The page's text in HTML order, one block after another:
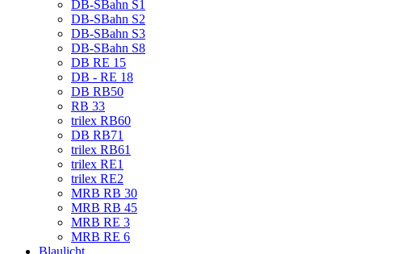
DB-SBahn S1
DB-SBahn S2
DB-SBahn S3
DB-SBahn S8
DB RE 15
DB - RE 18
DB RB50
RB 33
trilex RB60
DB RB71
trilex RB61
trilex RE1
trilex RE2
MRB RB 30
MRB RB 45
MRB RE 3
MRB RE 6
Blaulicht